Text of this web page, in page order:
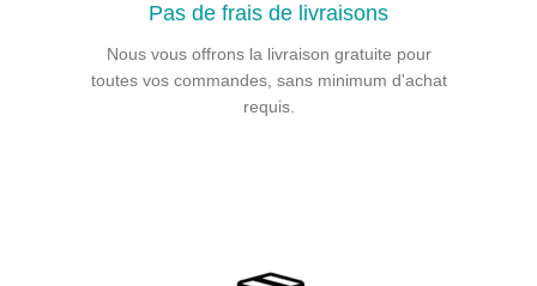
Pas de frais de livraisons
Nous vous offrons la livraison gratuite pour
toutes vos commandes, sans minimum d'achat
requis.